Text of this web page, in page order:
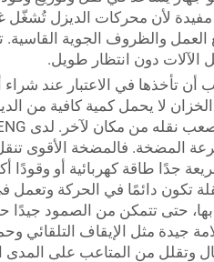
مفيدة لأن محركات الديزل
الآلات دون انتظار طويل.
تأخذها في الاعتبار عند شراء
الخزان لا يحمل كمية كافية من
المضخة. فالمضخة الأقوى
جدًا طاقة كهربائية أو وقودًا
بها، حتى تتمكن من الصمود
جيدة مثل الإيقاف التلقائي